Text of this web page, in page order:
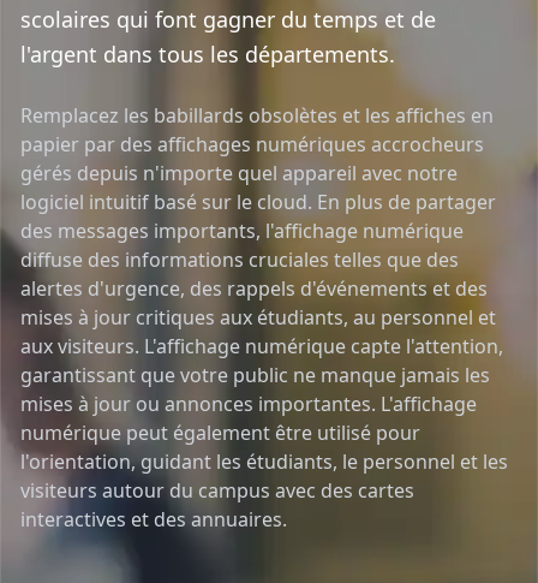
scolaires qui font gagner du temps et de
l'argent dans tous les départements.
Remplacez les babillards obsolètes et les affiches en
papier par des affichages numériques accrocheurs
gérés depuis n'importe quel appareil avec notre
logiciel intuitif basé sur le cloud. En plus de partager
des messages importants, l'affichage numérique
diffuse des informations cruciales telles que des
alertes d'urgence, des rappels d'événements et des
mises à jour critiques aux étudiants, au personnel et
aux visiteurs. L'affichage numérique capte l'attention,
garantissant que votre public ne manque jamais les
mises à jour ou annonces importantes. L'affichage
numérique peut également être utilisé pour
l'orientation, guidant les étudiants, le personnel et les
visiteurs autour du campus avec des cartes
interactives et des annuaires.